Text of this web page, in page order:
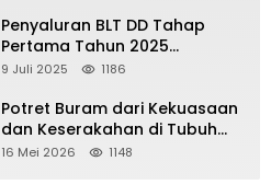
Penyaluran BLT DD Tahap
Pertama Tahun 2025
Lembang Kaero
9 Juli 2025 1186
Potret Buram dari Kekuasaan
dan Keserakahan di Tubuh
PWI Sulsel
16 Mei 2026 1148